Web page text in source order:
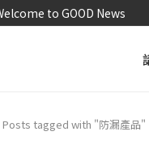
to GOOD News
Posts tagged with "防漏產品"